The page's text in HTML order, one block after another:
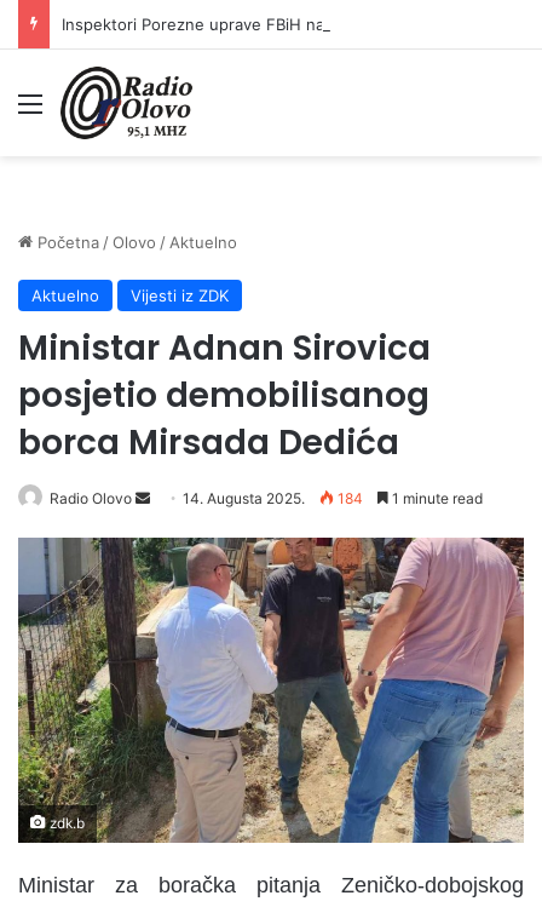
Meni
Početna /Olovo / Aktuelno
Aktuelno Vijesti iz ZDK
Ministar Adnan Sirovica
posjetio demobilisanog
borca Mirsada Dedića
Radio Olovo
n
d
a
n
e
m
a
i
14. Augusta 2025. 184 1 minute read
zdk.b
Ministar za boračka pitanja Zeničko-dobojskog